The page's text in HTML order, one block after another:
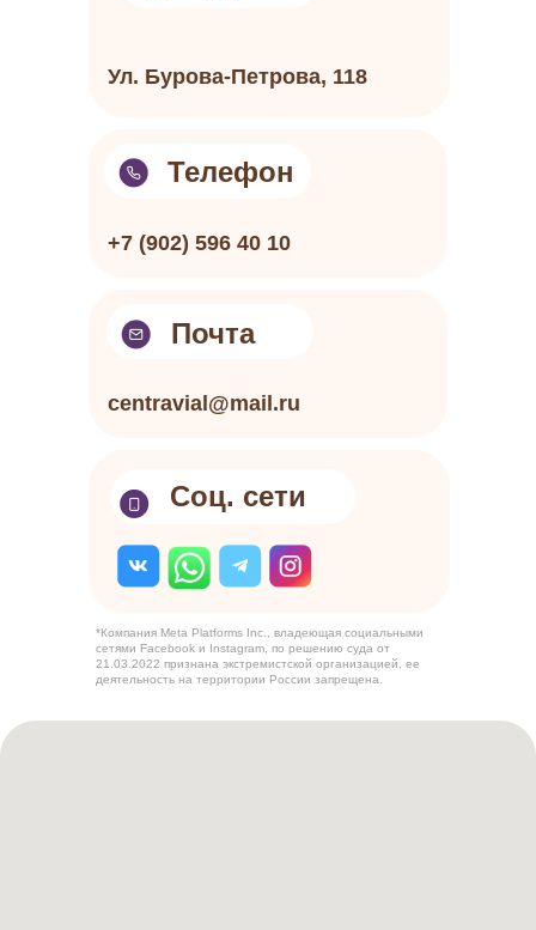
Телефон
Почта
Соц. сети
Ул. Бурова-Петрова, 118
+7 (902) 596 40 10
centravial@mail.ru
*Компания Meta Platforms Inc., владеющая социальными
сетями Facebook и Instagram, по решению суда от
21.03.2022 признана экстремистской организацией, ее
деятельность на территории России запрещена.